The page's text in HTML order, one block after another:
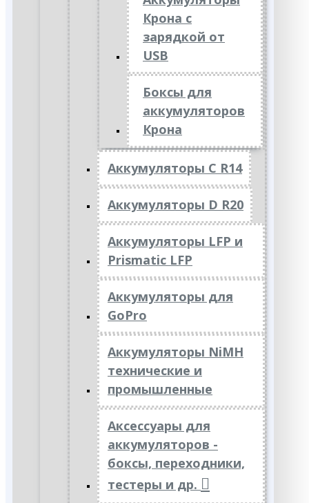
Крона с
зарядкой от
USB
Боксы для
аккумуляторов
Крона
Аккумуляторы C R14
Аккумуляторы D R20
Аккумуляторы LFP и
Prismatic LFP
Аккумуляторы для
GoPro
Аккумуляторы NiMH
технические и
промышленные
Аксессуары для
аккумуляторов -
боксы, переходники,
тестеры и др.